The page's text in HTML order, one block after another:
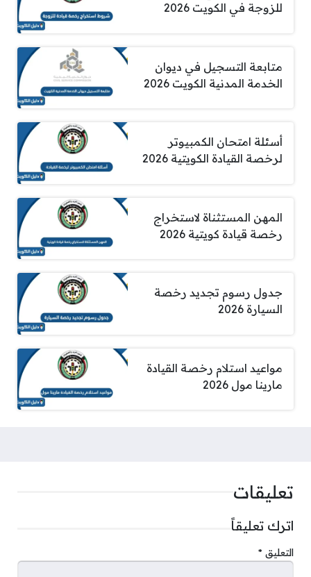
للزوجة في الكويت 2026
متابعة التسجيل في ديوان
الخدمة المدنية الكويت 2026
أسئلة امتحان الكمبيوتر
لرخصة القيادة الكويتية 2026
المهن المستثناة لاستخراج
رخصة قيادة كويتية 2026
جدول رسوم تجديد رخصة
السيارة 2026
مواعيد استلام رخصة القيادة
مارينا مول 2026
تعليقات
اترك تعليقاً
التعليق *